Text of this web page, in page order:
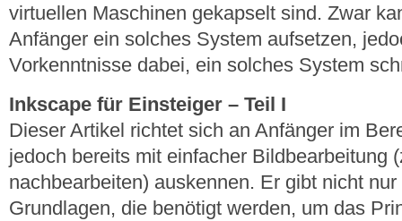
virtuellen Maschinen gekapselt sind. Zwar
Anfänger ein solches System aufsetzen,
Vorkenntnisse dabei, ein solches System
Inkscape für Einsteiger – Teil I
Dieser Artikel richtet sich an Anfänger im
jedoch bereits mit einfacher Bildbearbeitung
nachbearbeiten) auskennen. Er gibt nicht
Grundlagen, die benötigt werden, um das